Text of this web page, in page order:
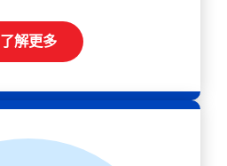
了解更多